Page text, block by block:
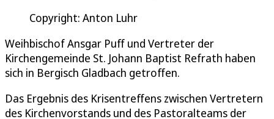
Copyright: Anton Luhr
Weihbischof Ansgar Puff und Vertreter der
Kirchengemeinde St. Johann Baptist Refrath haben
sich in Bergisch Gladbach getroffen.
Das Ergebnis des Krisentreffens zwischen Vertretern
des Kirchenvorstands und des Pastoralteams der